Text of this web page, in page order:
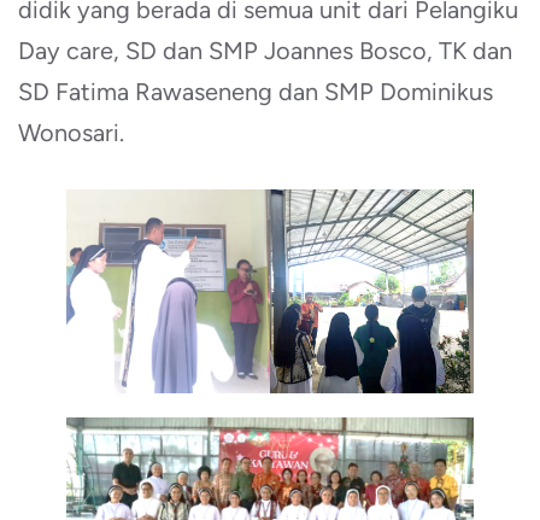
didik yang berada di semua unit dari Pelangiku
Day care, SD dan SMP Joannes Bosco, TK dan
SD Fatima Rawaseneng dan SMP Dominikus
Wonosari.